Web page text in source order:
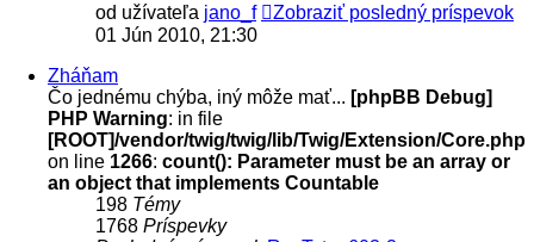
od užívateľa jano_f
Zobraziť posledný príspevok
01 Jún 2010, 21:30
Zháňam
Čo jednému chýba, iný môže mať... [phpBB Debug]
PHP Warning: in file
[ROOT]/vendor/twig/twig/lib/Twig/Extension/Core.php
on line 1266: count(): Parameter must be an array or
an object that implements Countable
198 Témy
1768 Príspevky